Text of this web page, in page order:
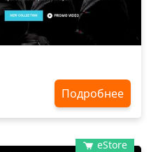
Подробнее
eStore